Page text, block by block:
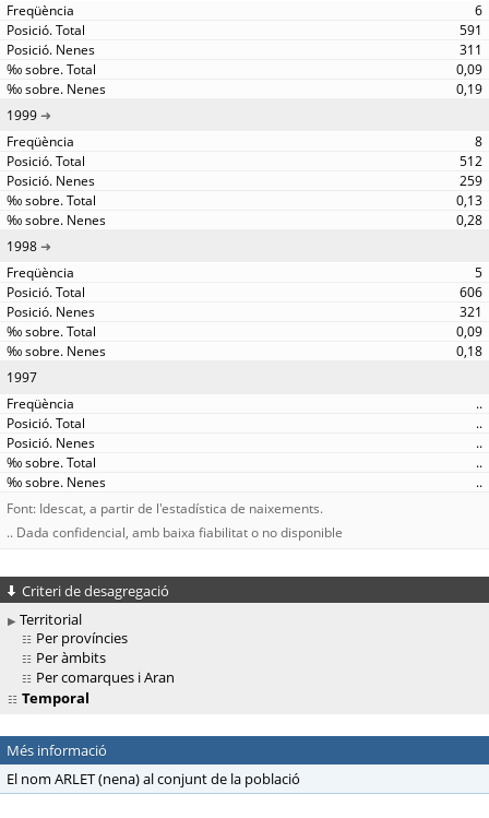
6
591
311
0,09
0,19
1999
8
512
259
0,13
0,28
1998
5
606
321
0,09
0,18
1997
..
..
..
..
..
Font: Idescat, a partir de l'estadística de naixements.
.. Dada confidencial, amb baixa fiabilitat o no disponible
Criteri de desagregació
Territorial
Per províncies
Per àmbits
Per comarques i Aran
Temporal
Més informació
El nom ARLET (nena) al conjunt de la població